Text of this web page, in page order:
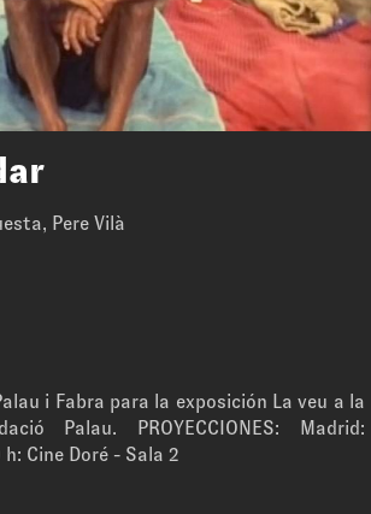
Pere Vilà
i Fabra para la exposición La veu a la
Palau. PROYECCIONES: Madrid:
Cine Doré - Sala 2